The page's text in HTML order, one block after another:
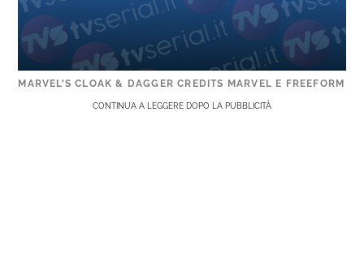
MARVEL’S CLOAK & DAGGER CREDITS MARVEL E FREEFORM
CONTINUA A LEGGERE DOPO LA PUBBLICITÀ